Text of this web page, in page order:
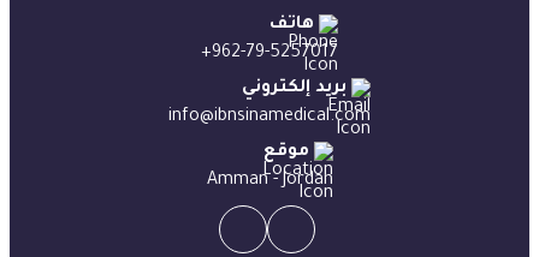
هاتف
+962-79-5257017
بريد إلكتروني
info@ibnsinamedical.com
موقع
Amman - Jordan